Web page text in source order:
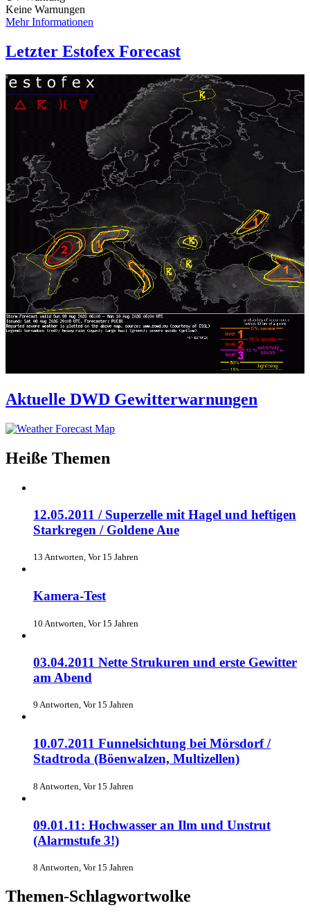
Keine Warnungen
Mehr Informationen
Letzter Estofex Forecast
Aktuelle DWD Gewitterwarnungen
Heiße Themen
12.05.2011 / Superzelle mit Hagel und heftigen
Starkregen / Goldene Aue
13 Antworten, Vor 15 Jahren
Kamera-Test
10 Antworten, Vor 15 Jahren
03.04.2011 Nette Strukuren und erste Gewitter
am Abend
9 Antworten, Vor 15 Jahren
10.07.2011 Funnelsichtung bei Mörsdorf /
Stadtroda (Böenwalzen, Multizellen)
8 Antworten, Vor 15 Jahren
09.01.11: Hochwasser an Ilm und Unstrut
(Alarmstufe 3!)
8 Antworten, Vor 15 Jahren
Themen-Schlagwortwolke